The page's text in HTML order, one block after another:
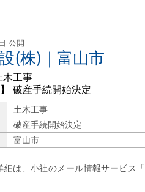
公開
(株)｜富山市
木工事
】 破産手続開始決定
土木工事
破産手続開始決定
富山市
細は、小社のメール情報サービス「